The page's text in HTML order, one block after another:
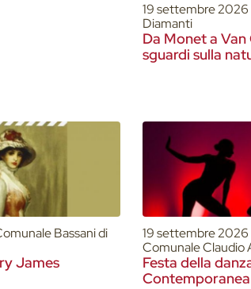
19 settembre 2026
Diamanti
Da Monet a
sguardi sulla
Bassani di
James
19 settembre
Comunale Claudio
Festa della
Contemporanea